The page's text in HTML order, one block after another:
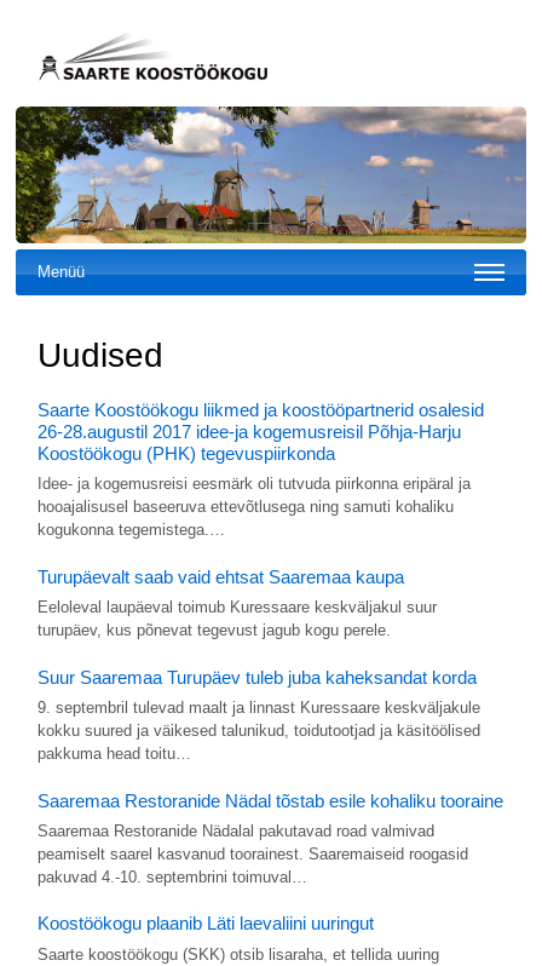
Menüü
Uudised
Saarte Koostöökogu liikmed ja koostööpartnerid osalesid
26-28.augustil 2017 idee-ja kogemusreisil Põhja-Harju
Koostöökogu (PHK) tegevuspiirkonda
Idee- ja kogemusreisi eesmärk oli tutvuda piirkonna eripäral ja
hooajalisusel baseeruva ettevõtlusega ning samuti kohaliku
kogukonna tegemistega.…
Turupäevalt saab vaid ehtsat Saaremaa kaupa
Eeloleval laupäeval toimub Kuressaare keskväljakul suur
turupäev, kus põnevat tegevust jagub kogu perele.
Suur Saaremaa Turupäev tuleb juba kaheksandat korda
9. septembril tulevad maalt ja linnast Kuressaare keskväljakule
kokku suured ja väikesed talunikud, toidutootjad ja käsitöölised
pakkuma head toitu…
Saaremaa Restoranide Nädal tõstab esile kohaliku tooraine
Saaremaa Restoranide Nädalal pakutavad road valmivad
peamiselt saarel kasvanud toorainest. Saaremaiseid roogasid
pakuvad 4.-10. septembrini toimuval…
Koostöökogu plaanib Läti laevaliini uuringut
Saarte koostöökogu (SKK) otsib lisaraha, et tellida uuring